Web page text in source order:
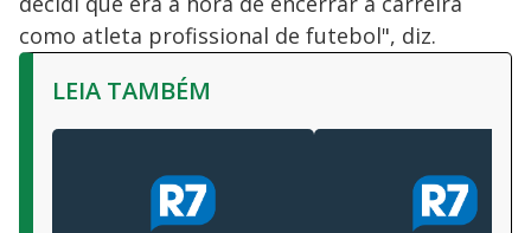
como atleta profissional de futebol", diz.
LEIA TAMBÉM